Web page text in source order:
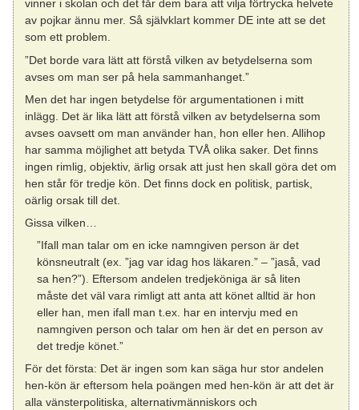
vinner i skolan och det får dem bara att vilja förtrycka helvete
av pojkar ännu mer. Så självklart kommer DE inte att se det
som ett problem.
”Det borde vara lätt att förstå vilken av betydelserna som
avses om man ser på hela sammanhanget.”
Men det har ingen betydelse för argumentationen i mitt
inlägg. Det är lika lätt att förstå vilken av betydelserna som
avses oavsett om man använder han, hon eller hen. Allihop
har samma möjlighet att betyda TVÅ olika saker. Det finns
ingen rimlig, objektiv, ärlig orsak att just hen skall göra det om
hen står för tredje kön. Det finns dock en politisk, partisk,
oärlig orsak till det.
Gissa vilken…
”Ifall man talar om en icke namngiven person är det
könsneutralt (ex. ”jag var idag hos läkaren.” – ”jaså, vad
sa hen?”). Eftersom andelen tredjeköniga är så liten
måste det väl vara rimligt att anta att könet alltid är hon
eller han, men ifall man t.ex. har en intervju med en
namngiven person och talar om hen är det en person av
det tredje könet.”
För det första: Det är ingen som kan säga hur stor andelen
hen-kön är eftersom hela poängen med hen-kön är att det är
alla vänsterpolitiska, alternativmänniskors och